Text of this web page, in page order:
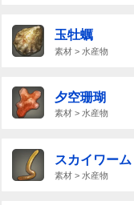
玉牡蠣
素材 > 水産物
夕空珊瑚
素材 > 水産物
スカイワーム
素材 > 水産物